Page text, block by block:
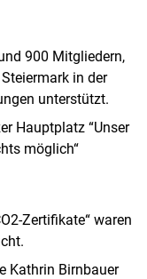
900 Mitgliedern,
in der
unterstützt.
Hauptplatz “Unser
möglich“
Zertifikate“ waren
Kathrin Birnbauer